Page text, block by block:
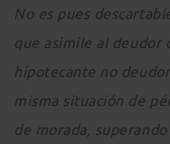
No es pues
que asimile al deudor
hipotecante no
misma situación de
de morada,